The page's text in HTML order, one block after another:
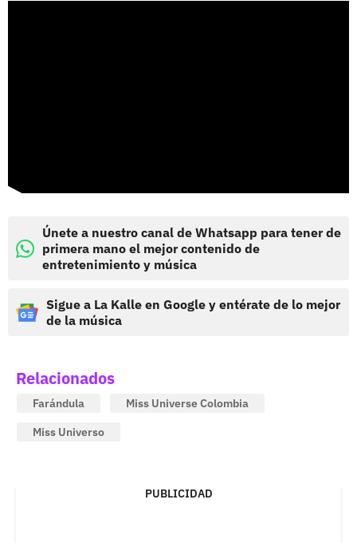
Únete a nuestro canal de Whatsapp para tener de
primera mano el mejor contenido de
entretenimiento y música
Sigue a La Kalle en Google y entérate de lo mejor
de la música
Relacionados
Farándula
Miss Universe Colombia
Miss Universo
PUBLICIDAD